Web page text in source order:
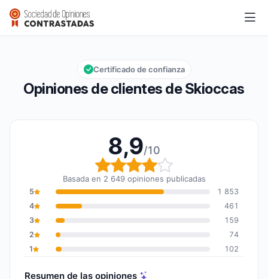
Skioccas
Calificación global: 8,9 de 10
8,9/10
Opiniones de clientes de Skioccas
Certificado de confianza
8,9/10
Calificación global: 8,9
Basada en 2 649 opiniones publicadas
5
1 853
4
461
3
159
2
74
1
102
Resumen de las opiniones